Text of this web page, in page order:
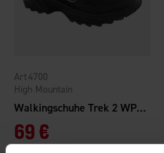
Walkingschuhe Trek 2 WP Schwarz
High Mountain
4700
69 €
Bewertung: 4.4 von 5 Sternen